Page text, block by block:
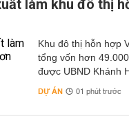
làm khu đô thị
Khu đô thị hỗn hợp
tổng vốn hơn
được UBND Khánh
DỰ ÁN 01 phút trước